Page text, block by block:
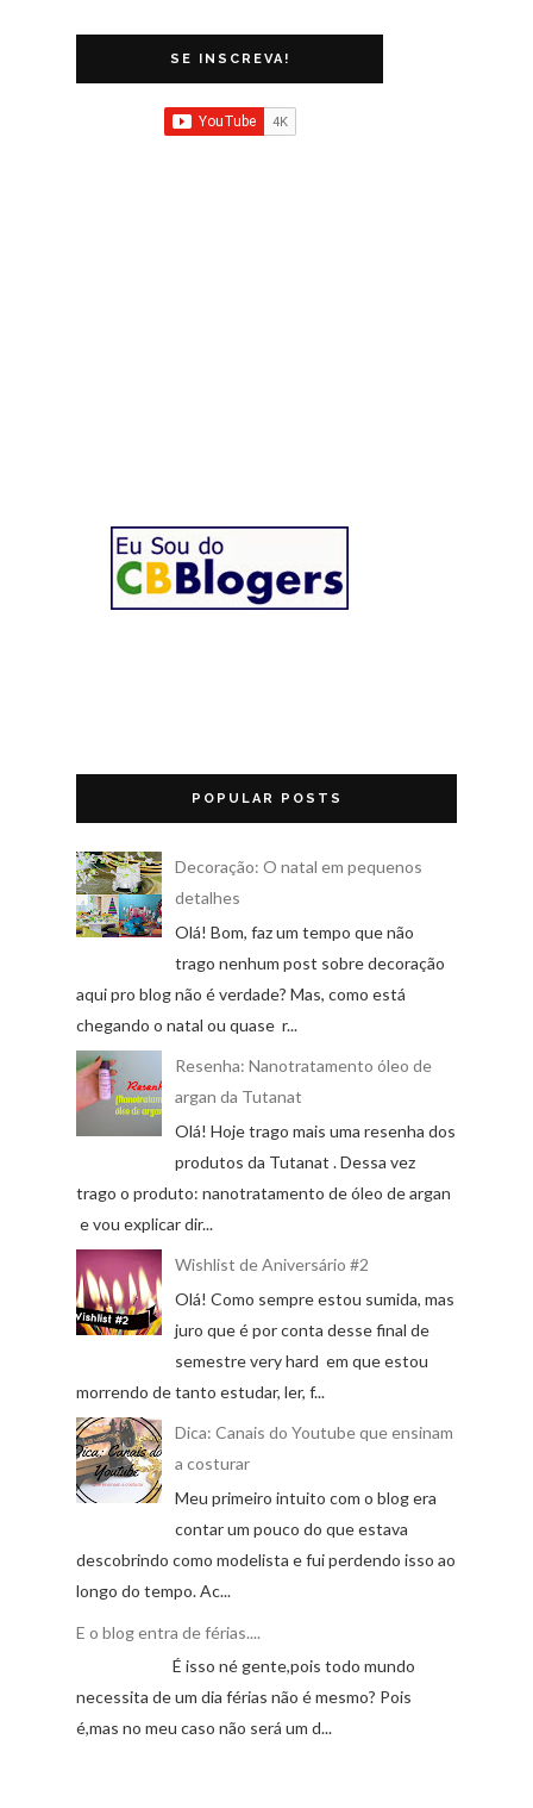
SE INSCREVA!
POPULAR POSTS
Decoração: O natal em pequenos
detalhes
Olá! Bom, faz um tempo que não
trago nenhum post sobre decoração
aqui pro blog não é verdade? Mas, como está
chegando o natal ou quase r...
Resenha: Nanotratamento óleo de
argan da Tutanat
Olá! Hoje trago mais uma resenha dos
produtos da Tutanat . Dessa vez
trago o produto: nanotratamento de óleo de argan
e vou explicar dir...
Wishlist de Aniversário #2
Olá! Como sempre estou sumida, mas
juro que é por conta desse final de
semestre very hard em que estou
morrendo de tanto estudar, ler, f...
Dica: Canais do Youtube que ensinam
a costurar
Meu primeiro intuito com o blog era
contar um pouco do que estava
descobrindo como modelista e fui perdendo isso ao
longo do tempo. Ac...
E o blog entra de férias....
É isso né gente,pois todo mundo
necessita de um dia férias não é mesmo? Pois
é,mas no meu caso não será um d...